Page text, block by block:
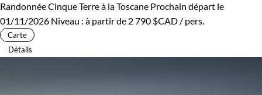
Randonnée Cinque Terre à la Toscane Prochain départ le
01/11/2026 Niveau : à partir de 2 790 $CAD / pers.
Carte
Détails